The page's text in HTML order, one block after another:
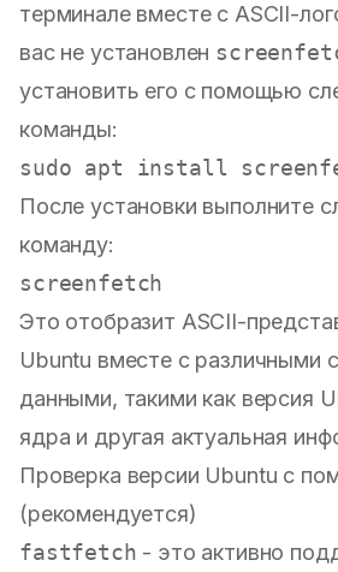
терминале вместе с ASCII-
вас не установлен
установить его с помощью
команды:
После установки выполните
команду:
Это отобразит ASCII-
Ubuntu вместе с различными
данными, такими как версия
ядра и другая актуальная
Проверка версии Ubuntu с
(рекомендуется)
fastfetch - это активно